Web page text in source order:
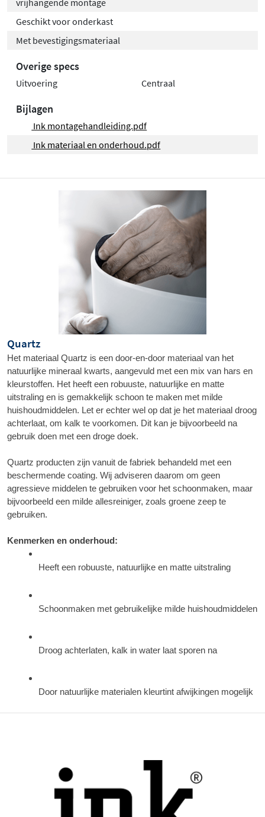
Geschikt voor onderkast
Met bevestigingsmateriaal
Overige specs
Uitvoering Centraal
Bijlagen
Ink montagehandleiding.pdf
Ink materiaal en onderhoud.pdf
Quartz
Het materiaal Quartz is een door-en-door materiaal van het
natuurlijke mineraal kwarts, aangevuld met een mix van hars en
kleurstoffen. Het heeft een robuuste, natuurlijke en matte
uitstraling en is gemakkelijk schoon te maken met milde
huishoudmiddelen. Let er echter wel op dat je het materiaal droog
achterlaat, om kalk te voorkomen. Dit kan je bijvoorbeeld na
gebruik doen met een droge doek.
Quartz producten zijn vanuit de fabriek behandeld met een
beschermende coating. Wij adviseren daarom om geen
agressieve middelen te gebruiken voor het schoonmaken, maar
bijvoorbeeld een milde allesreiniger, zoals groene zeep te
gebruiken.
Kenmerken en onderhoud:​
Heeft een robuuste, natuurlijke en matte uitstraling
Schoonmaken met gebruikelijke milde huishoudmiddelen
Droog achterlaten, kalk in water laat sporen na
Door natuurlijke materialen kleurtint afwijkingen mogelijk